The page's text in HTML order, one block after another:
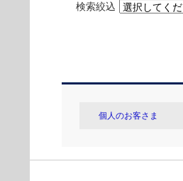
検索絞込
個人のお客さま